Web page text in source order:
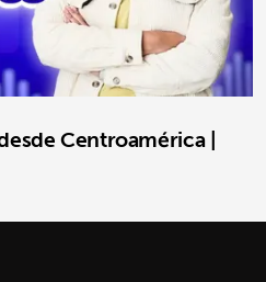
Centroamérica |